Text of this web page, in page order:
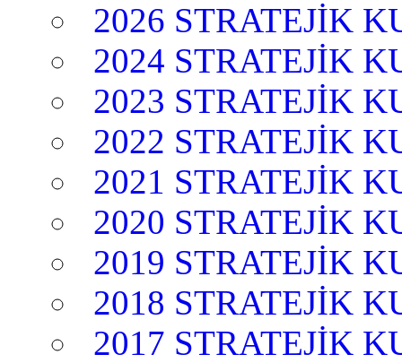
2026 STRATEJİK
2024 STRATEJİK
2023 STRATEJİK
2022 STRATEJİK
2021 STRATEJİK
2020 STRATEJİK
2019 STRATEJİK
2018 STRATEJİK
2017 STRATEJİK